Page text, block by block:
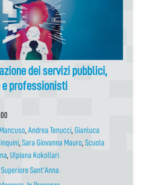
dei servizi pubblici,
e professionisti
, Andrea Tenucci, Gianluca
, Sara Giovanna Mauro, Scuola
, Ulpiana Kokollari
Sant’Anna